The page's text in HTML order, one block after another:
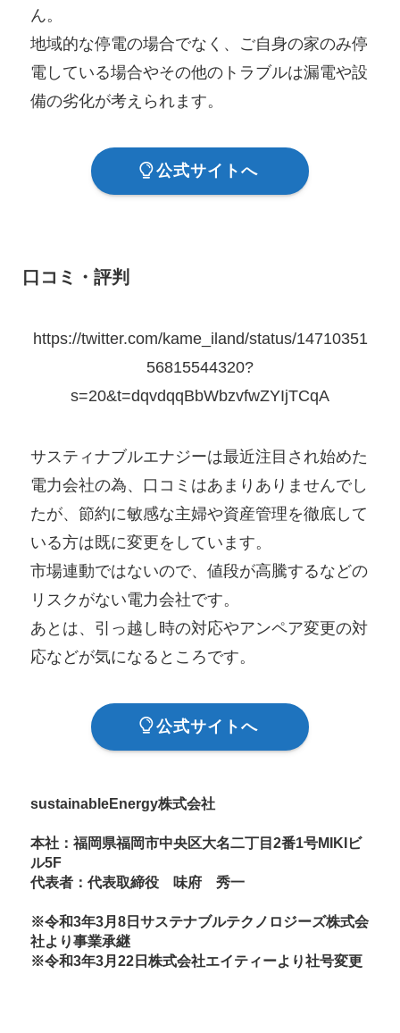
ん。
地域的な停電の場合でなく、ご自身の家のみ停
電している場合やその他のトラブルは漏電や設
備の劣化が考えられます。
公式サイトへ
口コミ ・評判
https://twitter.com/kame_iland/status/14710351
56815544320?
s=20&t=dqvdqqBbWbzvfwZYIjTCqA
サスティナブルエナジーは最近注目され始めた
電力会社の為、口コミはあまりありませんでし
たが、節約に敏感な主婦や資産管理を徹底して
いる方は既に変更をしています。
市場連動ではないので、値段が高騰するなどの
リスクがない電力会社です。
あとは、引っ越し時の対応やアンペア変更の対
応などが気になるところです。
公式サイトへ
sustainableEnergy株式会社
本社：福岡県福岡市中央区大名二丁目2番1号MIKIビ
ル5F
代表者：代表取締役 味府 秀一
※令和3年3月8日サステナブルテクノロジーズ株式会
社より事業承継
※令和3年3月22日株式会社エイティーより社号変更